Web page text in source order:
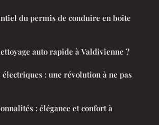
du permis de conduire en boîte
auto rapide à Valdivienne ?
électriques : une révolution à ne pas
: élégance et confort à